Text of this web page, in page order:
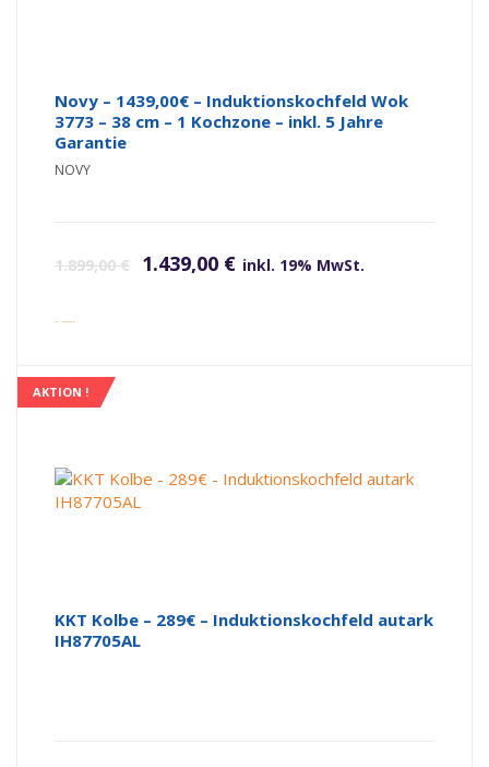
Novy – 1439,00€ – Induktionskochfeld Wok
3773 – 38 cm – 1 Kochzone – inkl. 5 Jahre
Garantie
NOVY
1.899,00€ 1.439,00 € inkl. 19% MwSt.
AKTION !
KKT Kolbe – 289€ – Induktionskochfeld autark
IH87705AL